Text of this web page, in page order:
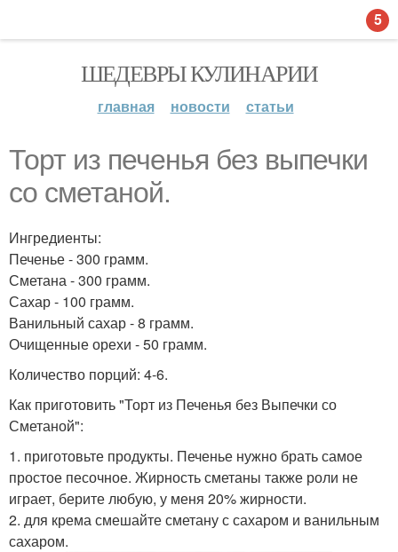
ШЕДЕВРЫ КУЛИНАРИИ
главная новости статьи
Торт из печенья без выпечки
со сметаной.
Ингредиенты:
Печенье - 300 грамм.
Сметана - 300 грамм.
Сахар - 100 грамм.
Ванильный сахар - 8 грамм.
Очищенные орехи - 50 грамм.
Количество порций: 4-6.
Как приготовить "Торт из Печенья без Выпечки со
Сметаной":
1. приготовьте продукты. Печенье нужно брать самое
простое песочное. Жирность сметаны также роли не
играет, берите любую, у меня 20% жирности.
2. для крема смешайте сметану с сахаром и ванильным
сахаром.
5